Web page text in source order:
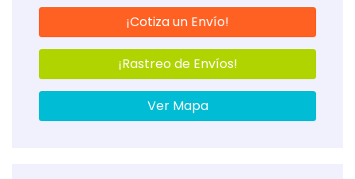
¡Cotiza un Envío!
¡Rastreo de Envíos!
Ver Mapa